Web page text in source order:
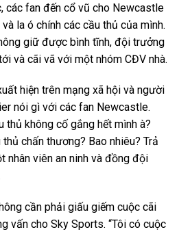
các fan đến cổ vũ cho Newcastle
la ó chính các cầu thủ của mình.
giữ được bình tĩnh, đội trưởng
và cãi vã với một nhóm CĐV nhà.
hiện trên mạng xã hội và người
nói gì với các fan Newcastle.
thủ không cố gắng hết mình à?
chấn thương? Bao nhiêu? Trả
nhân viên an ninh và đồng đội
cần phải giấu giếm cuộc cãi
vấn cho Sky Sports. “Tôi có cuộc